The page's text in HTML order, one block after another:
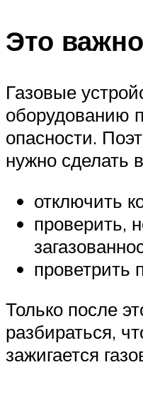
Это
Газовые
оборудованию
опасности.
нужно сделать
отключить
проверить,
проветрить
Только после
разбираться,
зажигается